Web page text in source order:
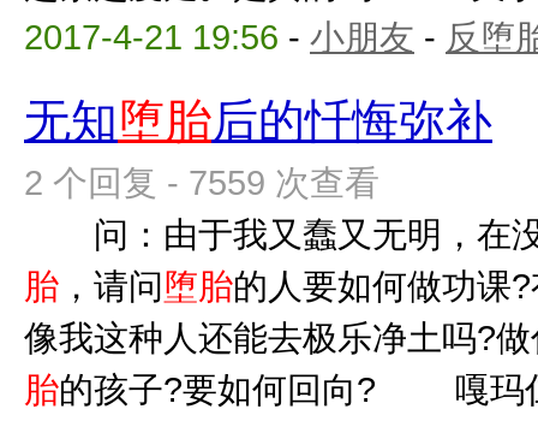
2017-4-21 19:56 - 小朋友 - 反堕
无知堕胎后的忏悔弥补
2 个回复 - 7559 次查看
问：由于我又蠢又无明，在
胎 ，请问堕胎的人要如何做功课
像我这种人还能去极乐净土吗?
胎的孩子?要如何回向? 嘎玛